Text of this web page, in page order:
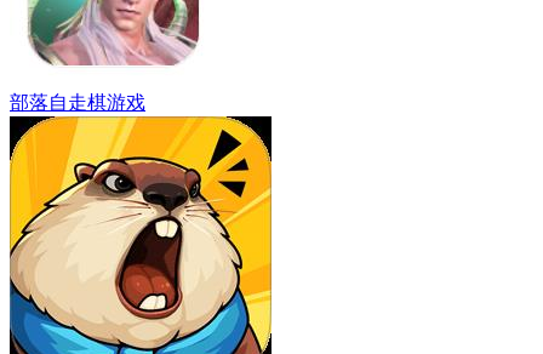
部落自走棋游戏